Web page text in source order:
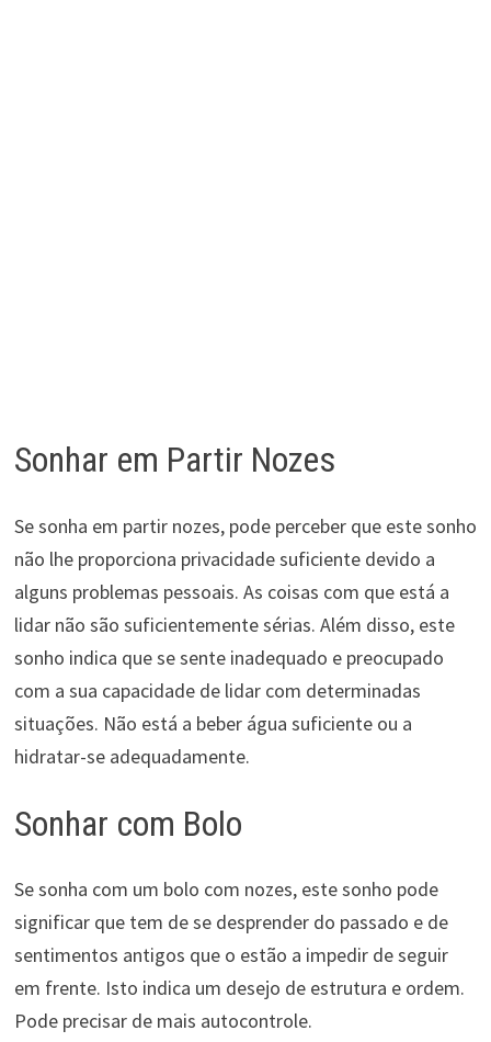
Sonhar em Partir Nozes
Se sonha em partir nozes, pode perceber que este sonho
não lhe proporciona privacidade suficiente devido a
alguns problemas pessoais. As coisas com que está a
lidar não são suficientemente sérias. Além disso, este
sonho indica que se sente inadequado e preocupado
com a sua capacidade de lidar com determinadas
situações. Não está a beber água suficiente ou a
hidratar-se adequadamente.
Sonhar com Bolo
Se sonha com um bolo com nozes, este sonho pode
significar que tem de se desprender do passado e de
sentimentos antigos que o estão a impedir de seguir
em frente. Isto indica um desejo de estrutura e ordem.
Pode precisar de mais autocontrole.